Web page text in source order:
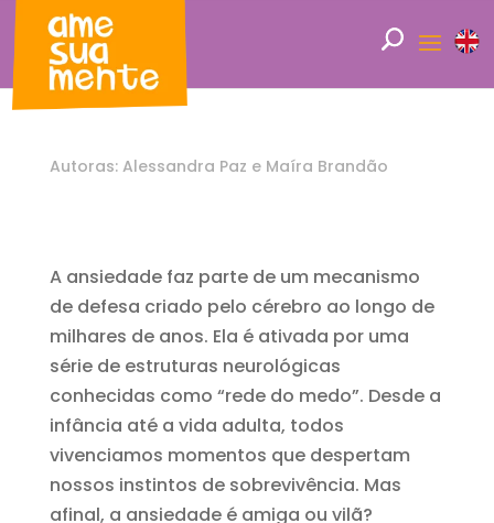
Autoras: Alessandra Paz e Maíra Brandão
A ansiedade faz parte de um mecanismo
de defesa criado pelo cérebro ao longo de
milhares de anos. Ela é ativada por uma
série de estruturas neurológicas
conhecidas como “rede do medo”. Desde a
infância até a vida adulta, todos
vivenciamos momentos que despertam
nossos instintos de sobrevivência. Mas
afinal, a ansiedade é amiga ou vilã?